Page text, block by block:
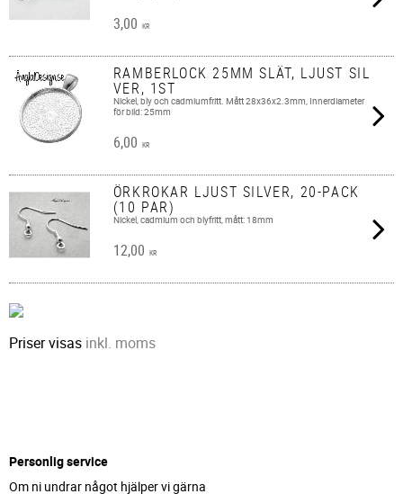
3,00 KR
RAMBERLOCK 25MM SLÄT, LJUST SIL
VER, 1ST
Nickel, bly och cadmiumfritt. Mått 28x36x2.3mm, Innerdiameter
för bild: 25mm
6,00 KR
ÖRKROKAR LJUST SILVER, 20-PACK
(10 PAR)
Nickel, cadmium och blyfritt, mått: 18mm
12,00 KR
Priser visas inkl. moms
Personlig service
Om ni undrar något hjälper vi gärna